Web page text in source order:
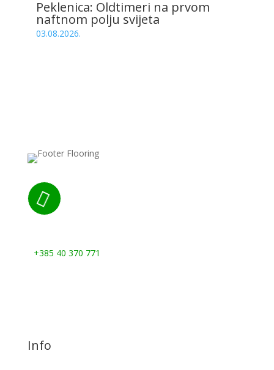
Peklenica: Oldtimeri na prvom
naftnom polju svijeta
03.08.2026.

+385 40 370 771
Info